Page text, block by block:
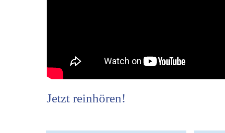
Jetzt reinhören!